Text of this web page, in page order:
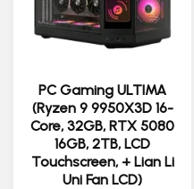
PC Gaming ULTIMA
(Ryzen 9 9950X3D 16-
Core, 32GB, RTX 5080
16GB, 2TB, LCD
Touchscreen, + Lian Li
Uni Fan LCD)